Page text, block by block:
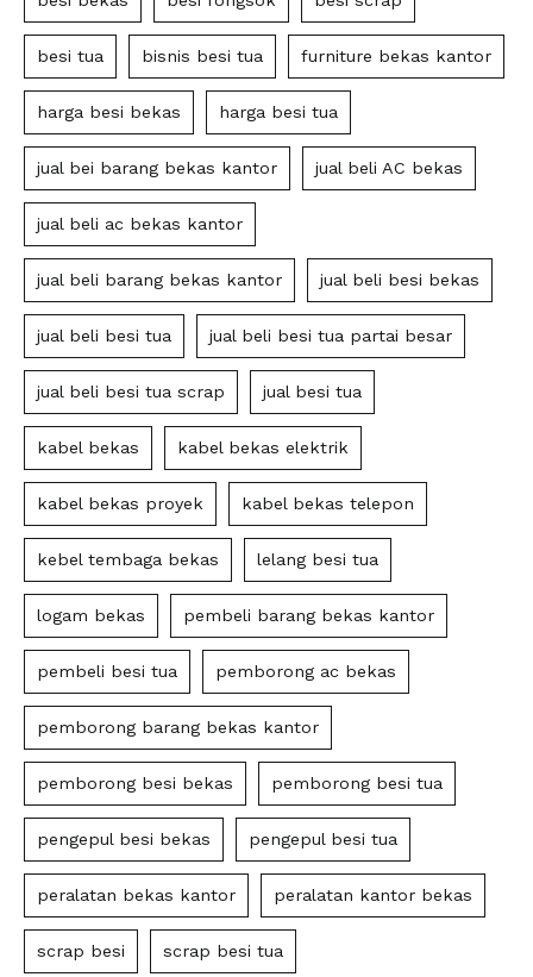
besi tua bisnis besi tua furniture bekas kantor
harga besi bekas harga besi tua
jual bei barang bekas kantor jual beli AC bekas
jual beli ac bekas kantor
jual beli barang bekas kantor jual beli besi bekas
jual beli besi tua jual beli besi tua partai besar
jual beli besi tua scrap jual besi tua
kabel bekas kabel bekas elektrik
kabel bekas proyek kabel bekas telepon
kebel tembaga bekas lelang besi tua
logam bekas pembeli barang bekas kantor
pembeli besi tua pemborong ac bekas
pemborong barang bekas kantor
pemborong besi bekas pemborong besi tua
pengepul besi bekas pengepul besi tua
peralatan bekas kantor peralatan kantor bekas
scrap besi scrap besi tua